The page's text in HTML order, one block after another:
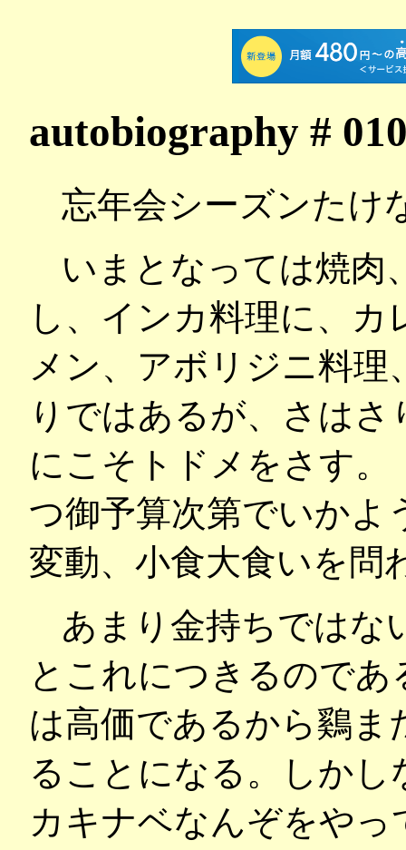
autobiography #
忘年会シーズンたけ
いまとなっては焼肉
し、インカ料理に、
メン、アボリジニ料
りではあるが、さは
にこそトドメをさす。
つ御予算次第でいかよ
変動、小食大食いを問
あまり金持ちではな
とこれにつきるので
は高価であるから鷄ま
ることになる。しか
カキナベなんぞをや